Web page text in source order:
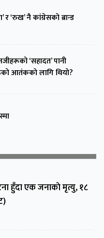
र ‘रुख’ नै कांग्रेसको ब्रान्ड
‘सहादत’ पानी
आतंकको लागि थियो?
हुँदा एक जनाकाे मृत्यु, १८